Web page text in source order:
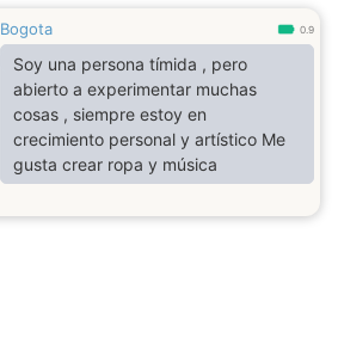
personas que saben ser ellas
mismas. Busco conocer a alguien
con quien haya buena conexión,
compartir buenos momentos y ver
qué surge sin forzar las cosas.
Bogota 0.9
Soy una persona tímida , pero
abierto a experimentar muchas
cosas , siempre estoy en
crecimiento personal y artístico Me
gusta crear ropa y música